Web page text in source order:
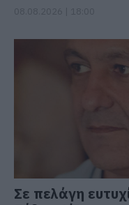
Σε πελάγη